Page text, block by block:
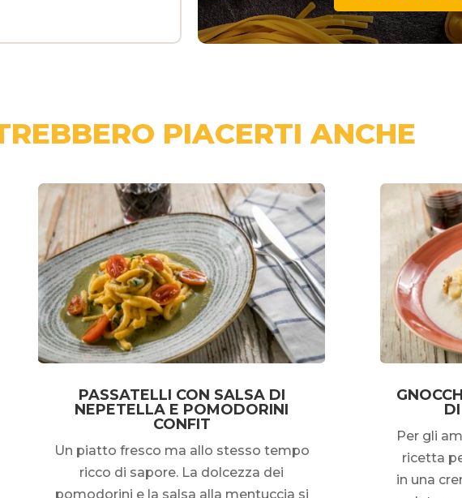
PIACERTI ANCHE
PASSATELLI CON SALSA DI
NEPETELLA E POMODORINI
CONFIT
Un piatto fresco ma allo stesso tempo
ricco di sapore. La dolcezza dei
pomodorini e la salsa alla mentuccia si
Per gli
ricetta
in una